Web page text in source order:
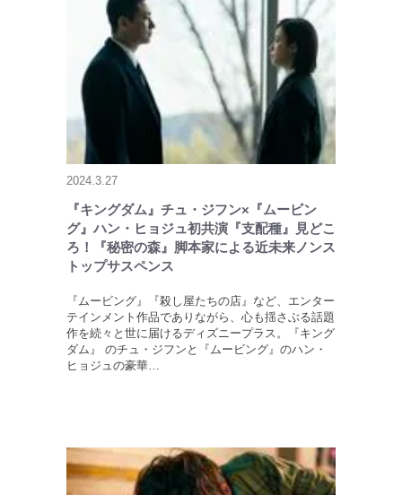
2024.3.27
『キングダム』チュ・ジフン×『ムービン
グ』ハン・ヒョジュ初共演『支配種』見どこ
ろ！『秘密の森』脚本家による近未来ノンス
トップサスペンス
『ムービング』『殺し屋たちの店』など、エンター
テインメント作品でありながら、心も揺さぶる話題
作を続々と世に届けるディズニープラス。『キング
ダム』 のチュ・ジフンと『ムービング』のハン・
ヒョジュの豪華…